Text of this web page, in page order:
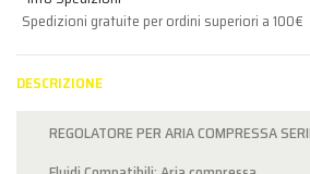
Spedizioni gratuite per ordini superiori a 100€
DESCRIZIONE
REGOLATORE PER ARIA COMPRESSA